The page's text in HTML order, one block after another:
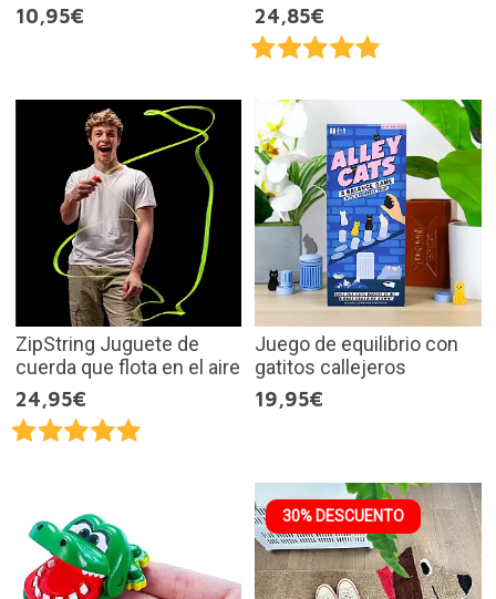
10,95€
24,85€
ZipString Juguete de
cuerda que flota en el aire
24,95€
Juego de equilibrio con
gatitos callejeros
19,95€
30% DESCUENTO